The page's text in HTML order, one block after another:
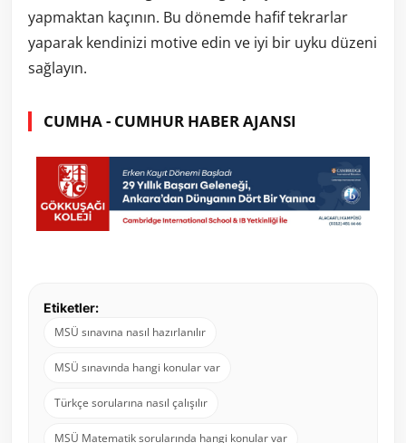
yapmaktan kaçının. Bu dönemde hafif tekrarlar
yaparak kendinizi motive edin ve iyi bir uyku düzeni
sağlayın.
CUMHA - CUMHUR HABER AJANSI
Etiketler:
MSÜ sınavına nasıl hazırlanılır
MSÜ sınavında hangi konular var
Türkçe sorularına nasıl çalışılır
MSÜ Matematik sorularında hangi konular var